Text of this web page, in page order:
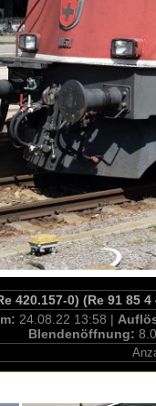
420.157-0) (Re 91 85
24.08.22 13:58 |
Blendenöffnung: